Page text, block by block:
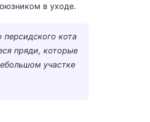
в уходе.
кота
пряди, которые
участке